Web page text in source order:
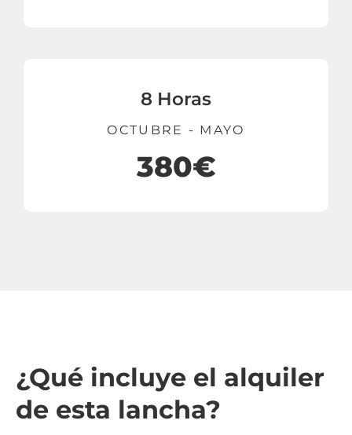
8 Horas
OCTUBRE - MAYO
380€
¿Qué incluye el alquiler
de esta lancha?